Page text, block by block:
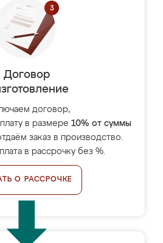
Договор
договор,
в размере 10% от суммы
заказ в производство.
в рассрочку без %.
О РАССРОЧКЕ